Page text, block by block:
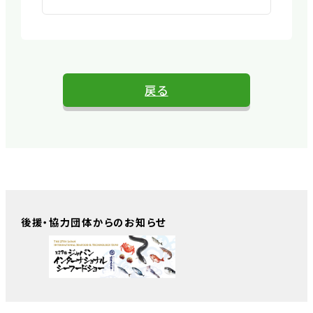
戻る
後援・協力団体からのお知らせ